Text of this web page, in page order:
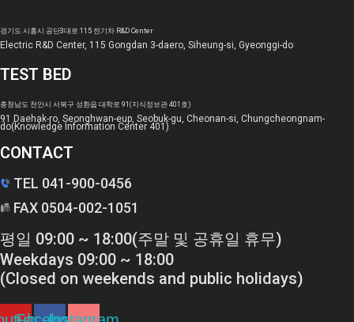
경기도 시흥시 공단3대로 115 전기차 R&D Center
Electric R&D Center, 115 Gongdan 3-daero, Siheung-si, Gyeonggi-do
TEST BED
충청남도 천안시 서북구 성환읍 대학로 91(지식정보관 401호)
91 Daehak-ro, Seonghwan-eup, Seobuk-gu, Cheonan-si, Chungcheongnam-
do(Knowledge Information Center 401)
CONTACT
TEL 041-900-0456
FAX 0504-002-1051
평일 09:00 ~ 18:00(주말 및 공휴일 휴무)
Weekdays 09:00 ~ 18:00
(Closed on weekends and public holidays)